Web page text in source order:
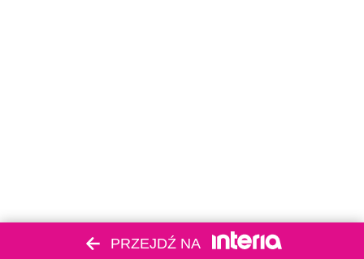
PRZEJDŹ NA